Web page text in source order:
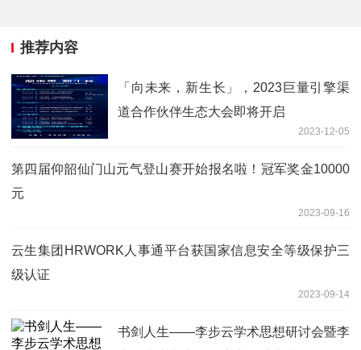
推荐内容
「向未来，新生长」，2023巨量引擎渠
道合作伙伴生态大会即将开启
2023-12-05
第四届仰韶仙门山元气登山赛开始报名啦！冠军奖金10000
元
2023-09-16
云生集团HRWORK人事通平台获国家信息安全等级保护三
级认证
2023-09-14
书剑人生——李步云学术思想研讨会暨李